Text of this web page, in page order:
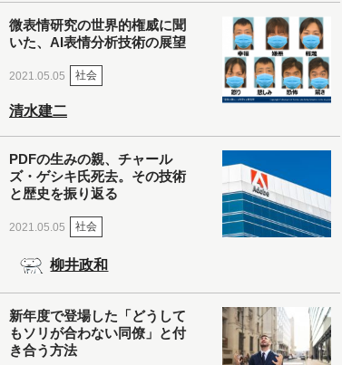
微表情研究の世界的権威に聞
いた、AI表情分析技術の展望
2021.05.05 社会
清水建二
PDFの生みの親、チャール
ズ・ゲシキ氏死去。その技術
と歴史を振り返る
2021.05.05 社会
柳井政和
新年度で登場した「どうして
もソリが合わない同僚」と付
き合う方法